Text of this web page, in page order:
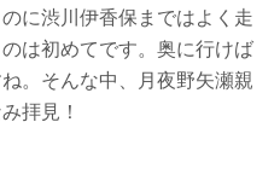
に渋川伊香保まではよく走
は初めてです。奥に行けば
。そんな中、月夜野矢瀬親
拝見！